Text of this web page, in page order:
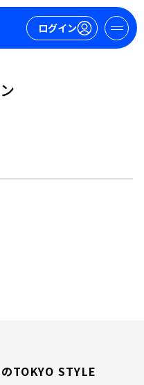
ログイン
TOKYO STYLE